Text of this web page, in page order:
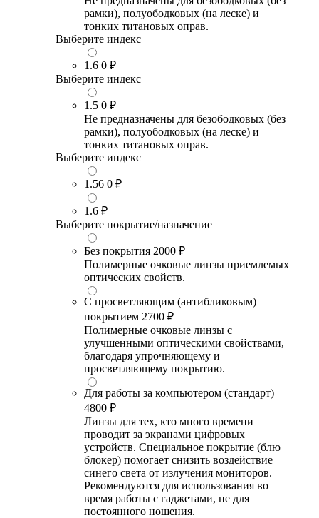
рамки), полуободковых (на леске) и
тонких титановых оправ.
Выберите индекс
1.6 0 ₽
Выберите индекс
1.5 0 ₽
Не предназначены для безободковых (без
рамки), полуободковых (на леске) и
тонких титановых оправ.
Выберите индекс
1.56 0 ₽
1.6 ₽
Выберите покрытие/назначение
Без покрытия 2000 ₽
Полимерные очковые линзы приемлемых
оптических свойств.
С просветляющим (антибликовым)
покрытием 2700 ₽
Полимерные очковые линзы с
улучшенными оптическими свойствами,
благодаря упрочняющему и
просветляющему покрытию.
Для работы за компьютером (стандарт)
4800 ₽
Линзы для тех, кто много времени
проводит за экранами цифровых
устройств. Специальное покрытие (блю
блокер) помогает снизить воздействие
синего света от излучения мониторов.
Рекомендуются для использования во
время работы с гаджетами, не для
постоянного ношения.